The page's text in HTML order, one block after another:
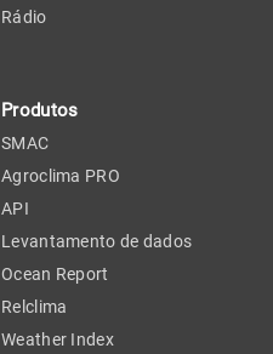
Rádio
Produtos
SMAC
Agroclima PRO
API
Levantamento de dados
Ocean Report
Relclima
Weather Index